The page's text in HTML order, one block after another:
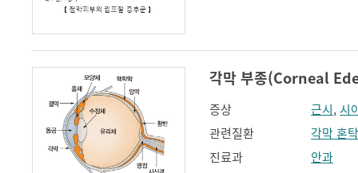
각막 부종(Corneal
증상 근시, 시
관련질환
각막 혼
진료과
안과